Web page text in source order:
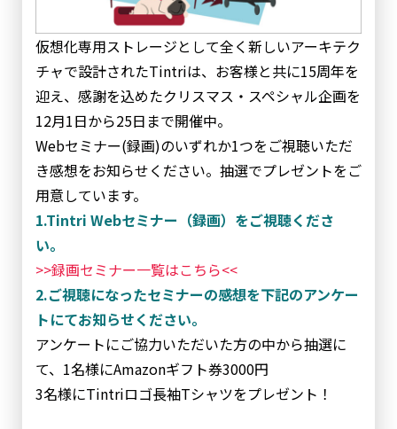
仮想化専用ストレージとして全く新しいアーキテク
チャで設計されたTintriは、お客様と共に15周年を
迎え、感謝を込めたクリスマス・スペシャル企画を
12月1日から25日まで開催中。
Webセミナー(録画)のいずれか1つをご視聴いただ
き感想をお知らせください。抽選でプレゼントをご
用意しています。
1.Tintri Webセミナー（録画）をご視聴くださ
い。
>>録画セミナー一覧はこちら<<
2.ご視聴になったセミナーの感想を下記のアンケー
トにてお知らせください。
アンケートにご協力いただいた方の中から抽選に
て、1名様にAmazonギフト券3000円
3名様にTintriロゴ長袖Tシャツをプレゼント！